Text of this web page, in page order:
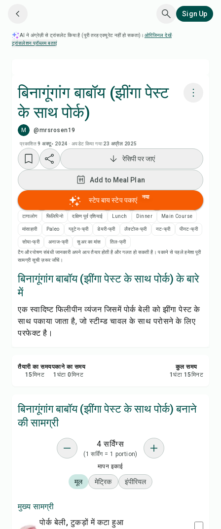
Sign Up
AI ने अंग्रेज़ी से ट्रांसलेट किया है (पूरी तरह एक्यूरेट नहीं हो सकता)। ओरिजिनल देखें·
ट्रांसलेशन प्रॉब्लम बताएं
बिनागूंगांग बाबॉय (झींगा पेस्ट
के साथ पोर्क)
M @mrsrosen19
प्रकाशित 9 अक्टू॰ 2024 ·अपडेट किया गया 23 अप्रैल 2025
Add to Meal Plan
Add to Shopping List
रेसिपी नोट्स
सेव करें
शेयर करें
रेसिपी पर जाएं
Add to Meal Plan
स्टेप बाय स्टेप पकाएं नया
टागालोग फिलिपिनो दक्षिण पूर्व एशियाई Lunch Dinner Main Course
मांसाहारी Paleo ग्लूटेन-फ्री डेयरी-फ्री लैक्टोज-फ्री नट-फ्री पीनट-फ्री
सोया-फ्री अनाज-फ्री सुअर का मांस
तिल-फ्री
टैग और पोषण संबंधी जानकारी अपने आप तैयार होती है और गलत हो सकती है। पकाने से पहले हमेशा पूरी
सामग्री सूची ज़रूर जाँचें।
बिनागूंगांग बाबॉय (झींगा पेस्ट के साथ पोर्क) के बारे
में
एक स्वादिष्ट फिलीपीन व्यंजन जिसमें पोर्क बेली को झींगा पेस्ट के
साथ पकाया जाता है, जो स्टीम्ड चावल के साथ परोसने के लिए
परफेक्ट है।
तैयारी का समय
15मिनट
पकाने का समय
1 घंटा 0मिनट
कुल समय
1 घंटा 15मिनट
बिनागूंगांग बाबॉय (झींगा पेस्ट के साथ पोर्क) बनाने
की सामग्री
4 सर्विंग्स
(1 सर्विंग = 1 portion)
मापन इकाई
मूल मेट्रिक इंपीरियल
मुख्य सामग्री
पोर्क बेली, टुकड़ों में कटा हुआ